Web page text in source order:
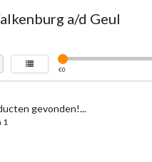
a/d Geul
€0
gevonden!...
1